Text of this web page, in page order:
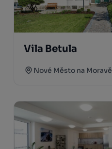
Vila Betula
Nové Město na Moravě